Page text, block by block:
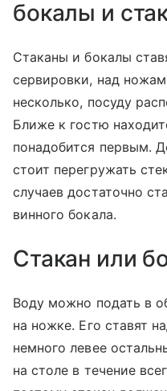
бокалы и
Стаканы и бокалы
сервировки, над
несколько, посуду
Ближе к гостю
понадобится первым.
стоит перегружать
случаев достаточно
винного бокала.
Стакан или
Воду можно подать в
на ножке. Его ставят
немного левее
на столе в течение